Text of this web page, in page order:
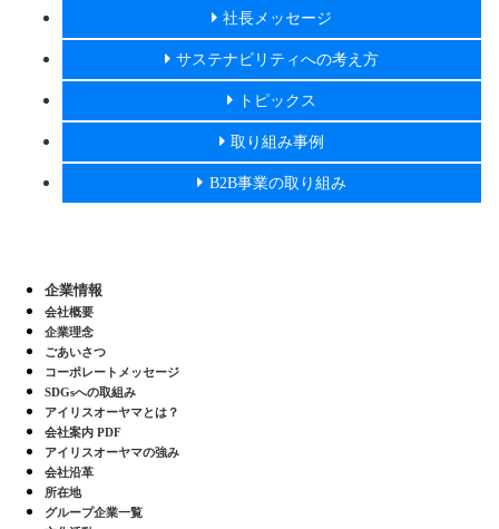
社長メッセージ
サステナビリティへの考え方
トピックス
取り組み事例
B2B事業の取り組み
企業情報
会社概要
企業理念
ごあいさつ
コーポレートメッセージ
SDGsへの取組み
アイリスオーヤマとは？
会社案内 PDF
アイリスオーヤマの強み
会社沿革
所在地
グループ企業一覧